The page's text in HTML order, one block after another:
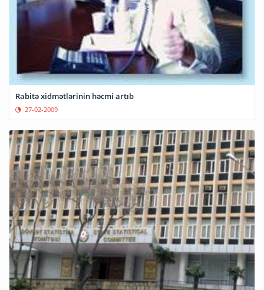
Rabitə xidmətlərinin həcmi artıb
27-02-2009